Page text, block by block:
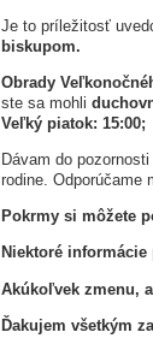
Je to príležitosť
biskupom.
Obrady
ste sa mohli
Veľký piatok:
Dávam do pozornosti
rodine. Odporúčame
Pokrmy si môžete
Niektoré
Akúkoľvek zmenu,
Ďakujem všetkým